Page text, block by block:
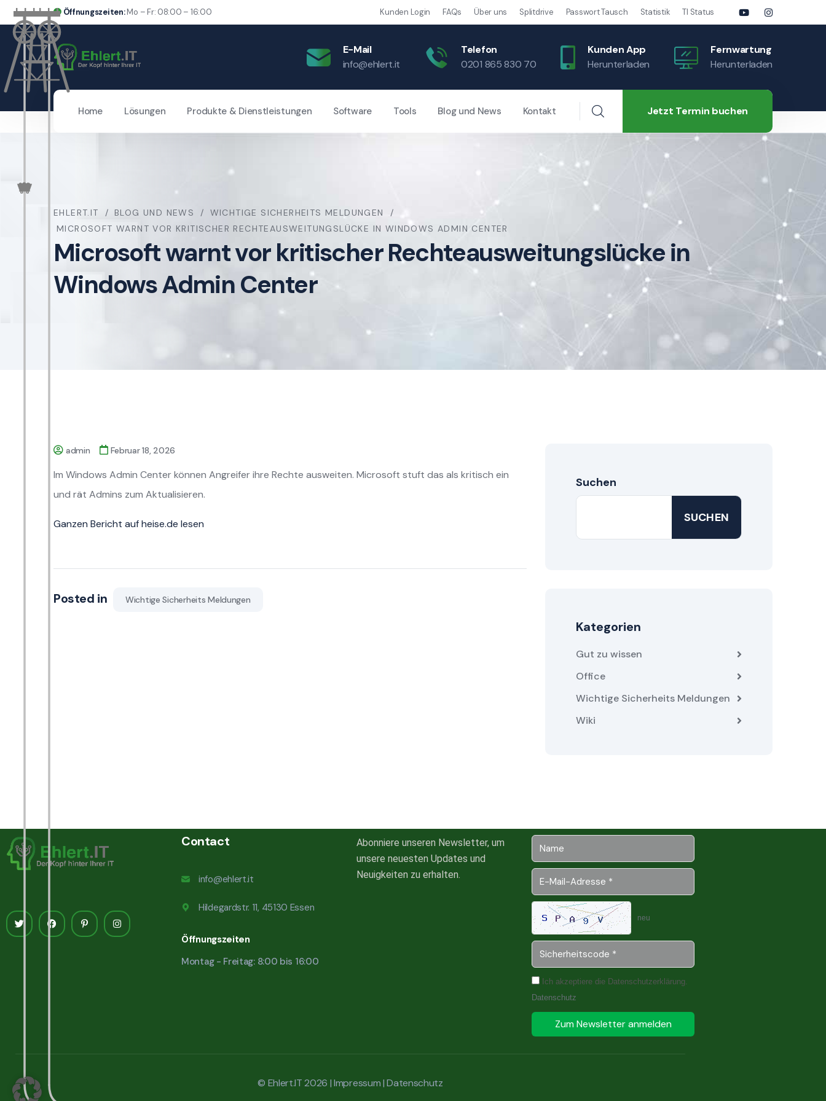
Öffnungszeiten:Mo – Fr: 08:00 – 16:00 Kunden Login FAQs Über uns Splitdrive Passwort Tausch Statistik TI Status
E-Mail
info@ehlert.it
Telefon
0201 865 830 70
Kunden App
Herunterladen
Fernwartung
Herunterladen
Home Lösungen Produkte & Dienstleistungen Software Tools Blog und News Kontakt Jetzt Termin buchen
EHLERT.IT BLOG UND NEWS
WICHTIGE SICHERHEITS MELDUNGEN
MICROSOFT WARNT VOR KRITISCHER RECHTEAUSWEITUNGSLÜCKE IN WINDOWS ADMIN CENTER
Microsoft warnt vor kritischer Rechteausweitungslücke in
Windows Admin Center
admin Februar 18, 2026
Im Windows Admin Center können Angreifer ihre Rechte ausweiten. Microsoft stuft das als kritisch ein
und rät Admins zum Aktualisieren.
Ganzen Bericht auf heise.de lesen
Posted in Wichtige Sicherheits Meldungen
Suchen
SUCHEN
Kategorien
Gut zu wissen
Office
Wichtige Sicherheits Meldungen
Wiki
Contact
info@ehlert.it
Hildegardstr. 11, 45130 Essen
Öffnungszeiten
Montag - Freitag: 8:00 bis 16:00
Abonniere unseren Newsletter, um
unsere neuesten Updates und
Neuigkeiten zu erhalten.
neu
Ich akzeptiere die Datenschutzerklärung.
Datenschutz
Zum Newsletter anmelden
© Ehlert.IT 2026 |Impressum|Datenschutz